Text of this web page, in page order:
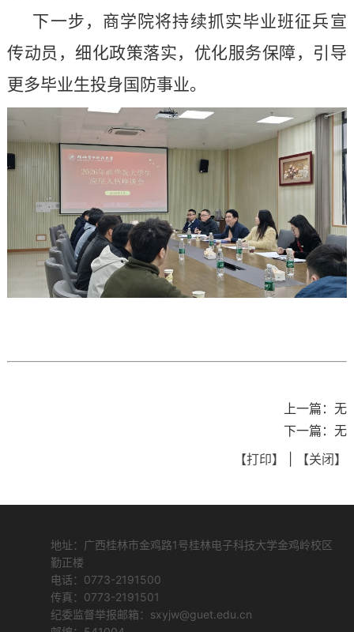
下一步，商学院将持续抓实毕业班征兵宣
传动员，细化政策落实，优化服务保障，引导
更多毕业生投身国防事业。
上一篇： 无
下一篇： 无
【打印】
【关闭】
地址：广西桂林市金鸡路1号桂林电子科技大学金鸡岭校区
勤正楼
电话：0773-2191500
传真：0773-2191501
纪委监督举报邮箱：sxyjw@guet.edu.cn